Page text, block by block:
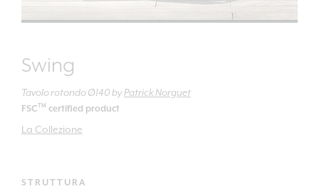
Swing
Tavolo rotondo Ø140byPatrick Norguet
FSC TM certified product
La Collezione
STRUTTURA